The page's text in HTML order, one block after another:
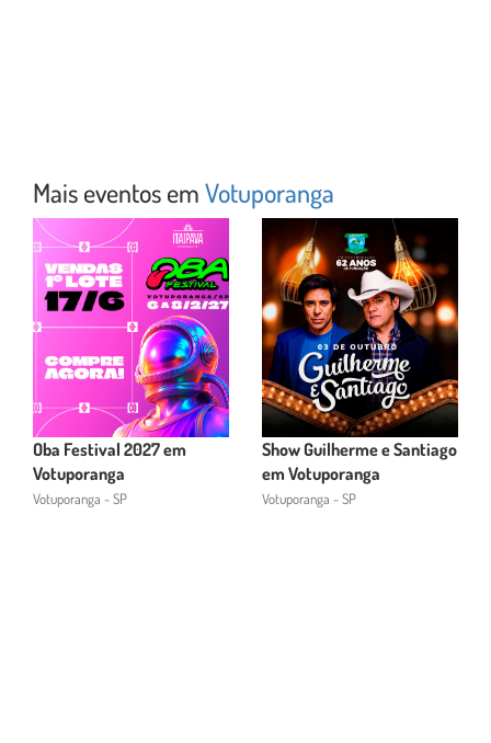
Mais eventos emVotuporanga
Oba Festival 2027 em
Votuporanga
Votuporanga - SP
Show Guilherme e Santiago
em Votuporanga
Votuporanga - SP